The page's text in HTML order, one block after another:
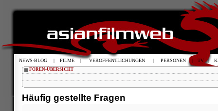
FOREN-ÜBERSICHT
Häufig gestellte Fragen
NEWS-BLOG | FILME | VERÖFFENTLICHUNGEN | PERSONEN | TV |